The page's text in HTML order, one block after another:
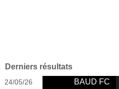
Derniers résultats
24/05/26 BAUD FC